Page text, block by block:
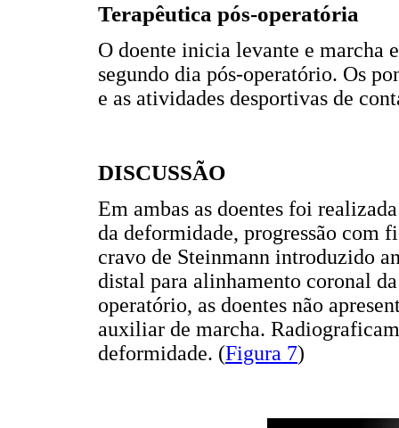
Terapêutica pós-operatória
O doente inicia levante e marcha
segundo dia pós-operatório. Os
e as atividades desportivas de
DISCUSSÃO
Em ambas as doentes foi
da deformidade, progressão com
cravo de Steinmann introduzido
distal para alinhamento coronal
operatório, as doentes não
auxiliar de marcha.
deformidade. (Figura 7)